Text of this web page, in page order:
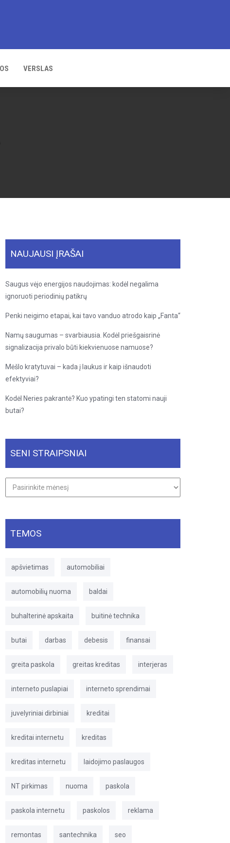
VERSLAS
NAUJAUSI ĮRAŠAI
Saugus vėjo energijos naudojimas: kodėl negalima
ignoruoti periodinių patikrų
Penki neigimo etapai, kai tavo vanduo atrodo kaip „Fanta“
Namų saugumas – svarbiausia. Kodėl priešgaisrinė
signalizacija privalo būti kiekvienuose namuose?
Mėšlo kratytuvai – kada į laukus ir kaip išnaudoti
efektyviai?
Kodėl Neries pakrantė? Kuo ypatingi ten statomi nauji
butai?
SENI STRAIPSNIAI
Seni
straipsniai
TEMOS
apšvietimas automobiliai
automobilių nuoma baldai
buhalterinė apskaita buitinė technika
butai darbas debesis finansai
greita paskola greitas kreditas interjeras
interneto puslapiai interneto sprendimai
juvelyriniai dirbiniai kreditai
kreditai internetu kreditas
kreditas internetu laidojimo paslaugos
NT pirkimas nuoma paskola
paskola internetu paskolos reklama
remontas santechnika seo